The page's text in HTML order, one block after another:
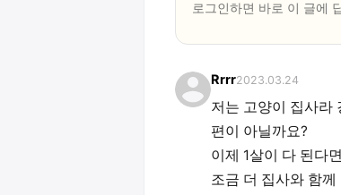
로그인하면 바로 이 글에
Rrrr2023.03.24
저는 고양이 집사라
편이 아닐까요?
이제 1살이 다 된다
조금 더 집사와 함